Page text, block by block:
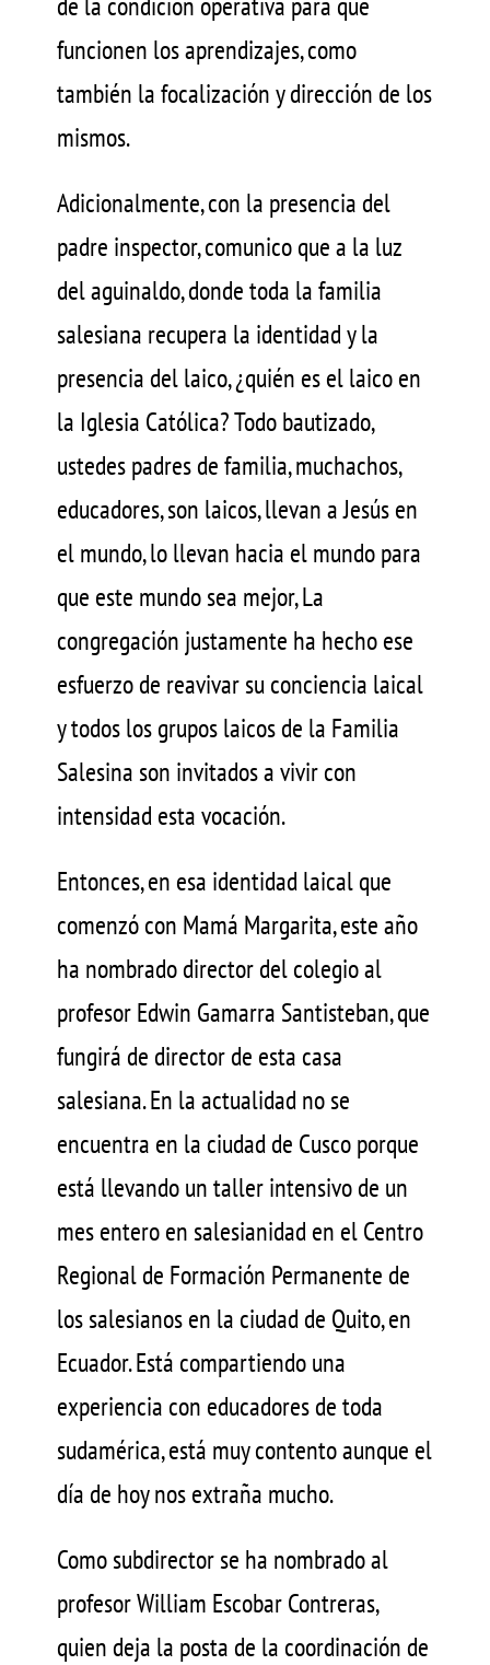
funcionen los aprendizajes, como
también la focalización y dirección de los
mismos.
Adicionalmente, con la presencia del
padre inspector, comunico que a la luz
del aguinaldo, donde toda la familia
salesiana recupera la identidad y la
presencia del laico, ¿quién es el laico en
la Iglesia Católica? Todo bautizado,
ustedes padres de familia, muchachos,
educadores, son laicos, llevan a Jesús en
el mundo, lo llevan hacia el mundo para
que este mundo sea mejor, La
congregación justamente ha hecho ese
esfuerzo de reavivar su conciencia laical
y todos los grupos laicos de la Familia
Salesina son invitados a vivir con
intensidad esta vocación.
Entonces, en esa identidad laical que
comenzó con Mamá Margarita, este año
ha nombrado director del colegio al
profesor Edwin Gamarra Santisteban, que
fungirá de director de esta casa
salesiana. En la actualidad no se
encuentra en la ciudad de Cusco porque
está llevando un taller intensivo de un
mes entero en salesianidad en el Centro
Regional de Formación Permanente de
los salesianos en la ciudad de Quito, en
Ecuador. Está compartiendo una
experiencia con educadores de toda
sudamérica, está muy contento aunque el
día de hoy nos extraña mucho.
Como subdirector se ha nombrado al
profesor William Escobar Contreras,
quien deja la posta de la coordinación de